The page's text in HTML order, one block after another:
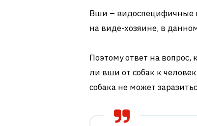
Вши – видоспецифичные
на виде-хозяине, в
Поэтому ответ на вопрос,
ли вши от собак к
собака не может